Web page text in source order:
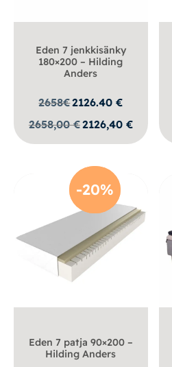
Eden 7 jenkkisänky
180×200 – Hilding
Anders
2658€2126.40€
2658,00€2126,40 €
-20%
-20%
Eden 7 patja 90×200 –
Hilding Anders